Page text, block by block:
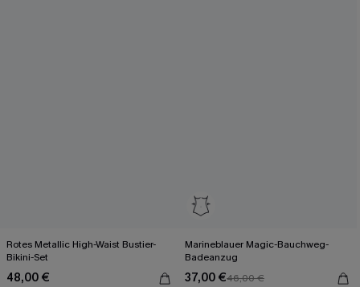
Rotes Metallic High-Waist Bustier-
Bikini-Set
48,00 €
Marineblauer Magic-Bauchweg-
Badeanzug
37,00 €46,00 €